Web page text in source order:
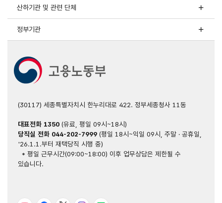
산하기관 및 관련 단체
정부기관
(30117) 세종특별자치시 한누리대로 422. 정부세종청사 11동
대표전화 1350(유료, 평일 09시~18시)
당직실 전화 044-202-7999(평일 18시~익일 09시, 주말 · 공휴일,
'26.1.1.부터 재택당직 시행 중)
* 평일 근무시간(09:00~18:00) 이후 업무상담은 제한될 수
있습니다.